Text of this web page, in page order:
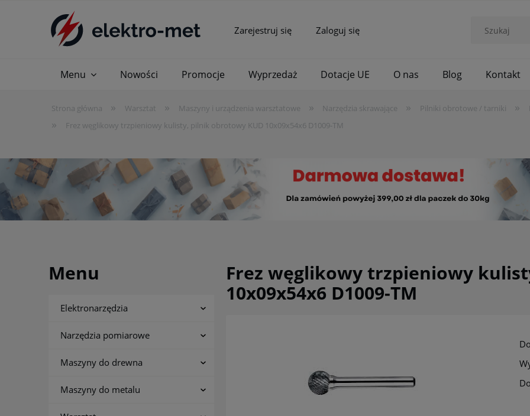
Zarejestruj się Zaloguj się
Menu Nowości Promocje Wyprzedaż Dotacje UE O nas Blog Kontakt
Strona główna » Warsztat » Maszyny i urządzenia warsztatowe » Narzędzia skrawające » Pilniki obrotowe / tarniki »
» Frez węglikowy trzpieniowy kulisty, pilnik obrotowy KUD 10x09x54x6 D1009-TM
Menu
Elektronarzędzia
Narzędzia pomiarowe
Maszyny do drewna
Maszyny do metalu
Frez węglikowy trzpieniowy
10x09x54x6 D1009-TM